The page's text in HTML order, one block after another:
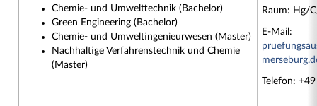
Chemie- und Umwelttechnik (Bachelor)
Green Engineering (Bachelor)
Chemie- und Umweltingenieurwesen (Master)
Nachhaltige Verfahrenstechnik und Chemie
(Master)
Raum: Hg/
E-Mail:
pruefun
Telefon: